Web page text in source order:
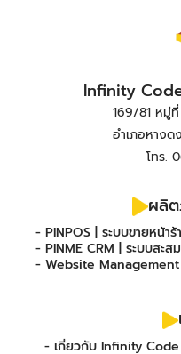
Infinity
169/81 หมู่
อำเภอหางด
โทร.
ผลิ
- PINPOS | ระบบขายหน้าร้
- PINME CRM | ระบบสะส
- Website Management
- เกี่ยวกับ Infinity Code